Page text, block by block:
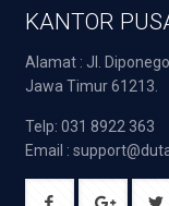
KANTOR
Alamat : Jl.
Jawa Timur 61213.
Telp: 031 8922 363
Email :